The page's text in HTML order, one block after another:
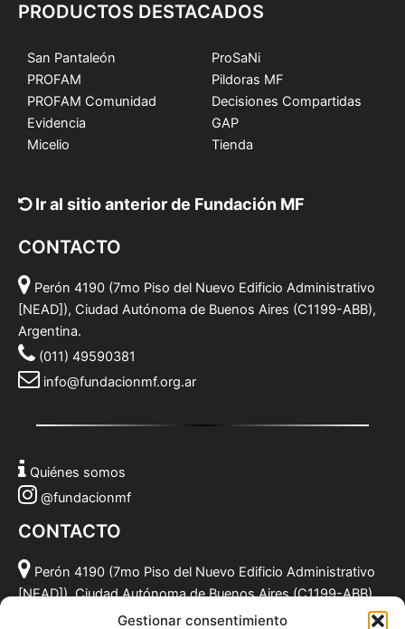
Gestionar consentimiento
PRODUCTOS DESTACADOS
San Pantaleón
PROFAM
PROFAM Comunidad
Evidencia
Micelio
ProSaNi
Pildoras MF
Decisiones Compartidas
GAP
Tienda
Ir al sitio anterior de Fundación MF
CONTACTO
Perón 4190 (7mo Piso del Nuevo Edificio Administrativo
[NEAD]), Ciudad Autónoma de Buenos Aires (C1199-ABB),
Argentina.
(011) 49590381
info@fundacionmf.org.ar
Quiénes somos
@fundacionmf
CONTACTO
Perón 4190 (7mo Piso del Nuevo Edificio Administrativo
[NEAD]), Ciudad Autónoma de Buenos Aires (C1199-ABB),